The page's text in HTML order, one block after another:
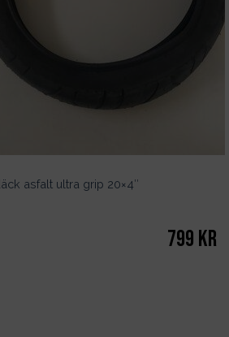
asfalt ultra grip 20×4″
799 kr